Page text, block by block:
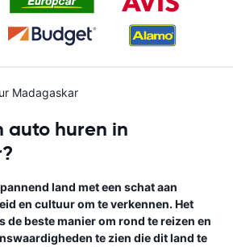
Madagaskar
auto huren in
land met een schat aan
en cultuur om te verkennen. Het
de beste manier om rond te reizen en
te zien die dit land te